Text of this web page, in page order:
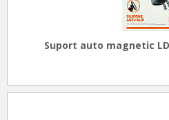
Suport auto magnetic